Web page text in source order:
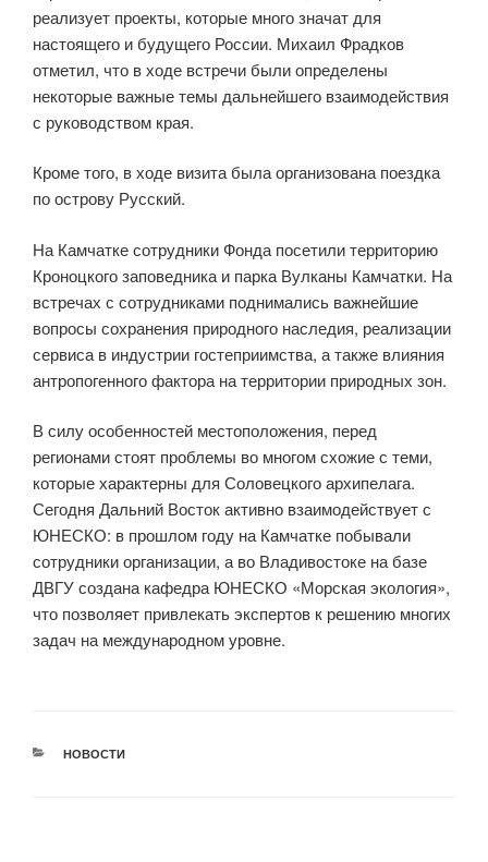
реализует проекты, которые много значат для
настоящего и будущего России. Михаил Фрадков
отметил, что в ходе встречи были определены
некоторые важные темы дальнейшего взаимодействия
с руководством края.
Кроме того, в ходе визита была организована поездка
по острову Русский.
На Камчатке сотрудники Фонда посетили территорию
Кроноцкого заповедника и парка Вулканы Камчатки. На
встречах с сотрудниками поднимались важнейшие
вопросы сохранения природного наследия, реализации
сервиса в индустрии гостеприимства, а также влияния
антропогенного фактора на территории природных зон.
В силу особенностей местоположения, перед
регионами стоят проблемы во многом схожие с теми,
которые характерны для Соловецкого архипелага.
Сегодня Дальний Восток активно взаимодействует с
ЮНЕСКО: в прошлом году на Камчатке побывали
сотрудники организации, а во Владивостоке на базе
ДВГУ создана кафедра ЮНЕСКО «Морская экология»,
что позволяет привлекать экспертов к решению многих
задач на международном уровне.
РУБРИКИ
НОВОСТИ